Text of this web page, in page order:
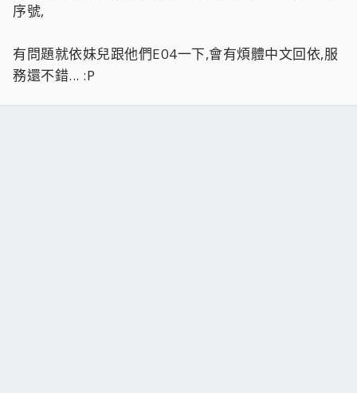
序號,
有問題就依妹兒跟他們E04一下,會有煩體中文回依,服
務還不錯... :P